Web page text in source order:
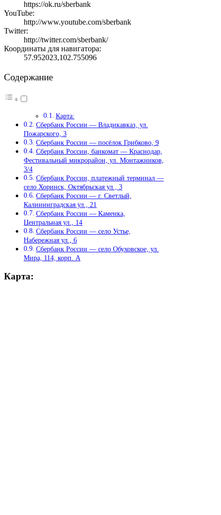
https://ok.ru/sberbank
YouTube:
http://www.youtube.com/sberbank
Twitter:
http://twitter.com/sberbank/
Координаты для навигатора:
57.952023,102.755096
Содержание
Карта:
Сбербанк России — Владикавказ, ул.
Пожарского, 3
Сбербанк России — посёлок Грибково, 9
Сбербанк России, банкомат — Краснодар,
Фестивальный микрорайон, ул. Монтажников,
3/4
Сбербанк России, платежный терминал —
село Хоринск, Октябрьская ул., 3
Сбербанк России — г. Светлый,
Калининградская ул., 21
Сбербанк России — Каменка,
Центральная ул., 14
Сбербанк России — село Устье,
Набережная ул., 6
Сбербанк России — село Обуховское, ул.
Мира, 114, корп. А
Карта: